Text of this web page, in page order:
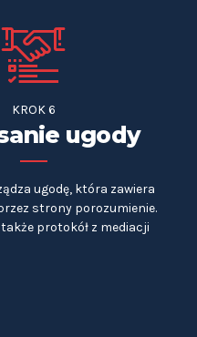
KROK 6
ugody
ugodę, która zawiera
strony porozumienie.
protokół z mediacji